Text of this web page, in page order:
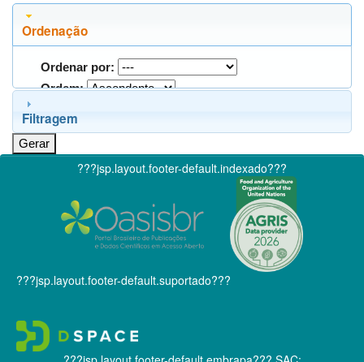
Ordenação
Ordenar por:
Ordem:
Filtragem
???jsp.layout.footer-default.indexado???
???jsp.layout.footer-default.suportado???